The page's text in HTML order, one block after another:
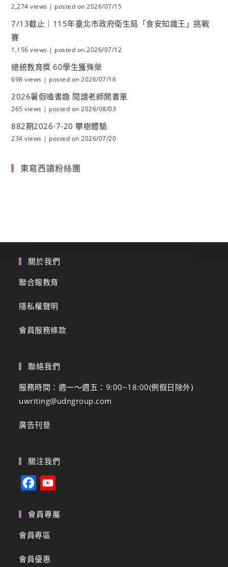
2,274 views | posted on 2026/07/15
7/13截止｜115年臺北市政府衛生局「食安知識王」挑戰
賽
1,156 views | posted on 2026/07/12
總統教育獎 60學生獲殊榮
698 views | posted on 2026/07/16
2026暑假嗑書趣 閱讀老師開書單
265 views | posted on 2026/08/03
882期2026-7-20 攀樹體驗
234 views | posted on 2026/07/20
東寫西讀粉絲團
關於我們
聯合報教育
隱私權聲明
會員服務條款
聯絡我們
服務時間：週一～週五：9:00~18:00(例假日除外)
uwriting@udngroup.com
廣告刊登
關注我們
c
e
o
u
會員專屬
會員專區
會員優惠